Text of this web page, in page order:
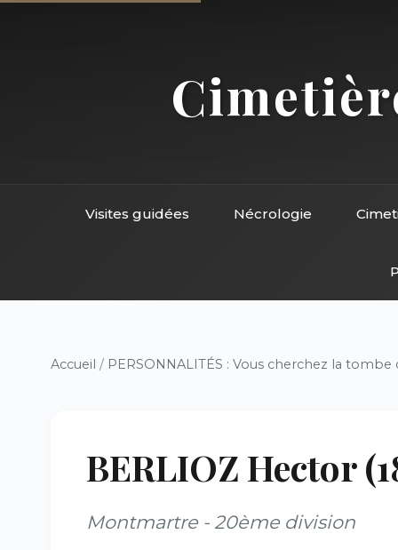
Visites guidées Nécrologie
Accueil / PERSONNALITÉS : Vous cherchez la tombe
BERLIOZ Hector
Montmartre - 20ème division